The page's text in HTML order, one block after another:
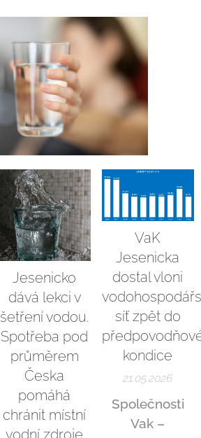
Jesenicko
dává lekci v
šetření vodou.
Spotřeba pod
průměrem
Česka
pomáhá
chránit místní
VaK
Jesenicka
dostal vloni
síť zpět do
kondice
21.05.2026
Společnosti
Vak –